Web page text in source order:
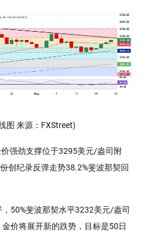
图 来源：FXStreet)
强劲支撑位于3295美元/盎司附
创纪录反弹走势38.2%斐波那契回
50%斐波那契水平3232美元/盎司
价将展开新的跌势，目标是50日